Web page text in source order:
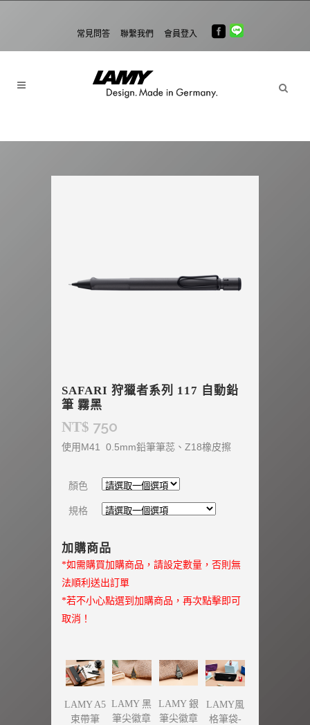
常見問答 聯繫我們 會員登入
SAFARI 狩獵者系列 117 自動鉛
筆 霧黑
NT$ 750
使用M41 0.5mm鉛筆筆蕊、Z18橡皮擦
顏色
規格
加購商品
*如需購買加購商品，請設定數量，否則無
法順利送出訂單
*若不小心點選到加購商品，再次點擊即可
取消！
LAMY A5
束帶筆
LAMY 黑
筆尖徽章
LAMY 銀
筆尖徽章
LAMY風
格筆袋-